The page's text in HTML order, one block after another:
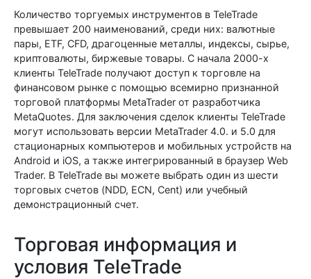
Количество торгуемых инструментов в TeleTrade
превышает 200 наименований, среди них: валютные
пары, ETF, CFD, драгоценные металлы, индексы, сырье,
криптовалюты, биржевые товары. С начала 2000-х
клиенты TeleTrade получают доступ к торговле на
финансовом рынке с помощью всемирно признанной
торговой платформы MetaTrader от разработчика
MetaQuotes. Для заключения сделок клиенты TeleTrade
могут использовать версии MetaTrader 4.0. и 5.0 для
стационарных компьютеров и мобильных устройств на
Android и iOS, а также интегрированный в браузер Web
Trader. В TeleTrade вы можете выбрать один из шести
торговых счетов (NDD, ECN, Сent) или учебный
демонстрационный счет.
Торговая информация и
условия TeleTrade